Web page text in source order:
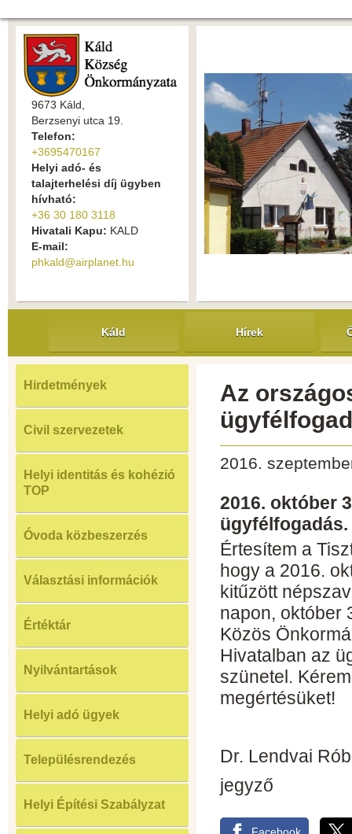
9673 Káld,
Berzsenyi utca 19.
Telefon:
+3695470167
Helyi adó- és
talajterhelési díj ügyben
hívható:
+36 30 180 3118
Hivatali Kapu: KALD
E-mail:
phkald@airplanet.hu
Káld Hírek
Hirdetmények
Civil szervezetek
Helyi identitás és kohézió
TOP
Óvoda közbeszerzés
Választási információk
Értéktár
Nyilvántartások
Helyi adó ügyek
Településrendezés
Helyi Építési Szabályzat
Az
2016.
2016. október
ügyfélfogadás.
Értesítem a
hogy a 2016.
kitűzött
napon, október
Közös
Hivatalban az
szünetel.
megértésüket!
Dr. Lendvai
jegyző
Facebook